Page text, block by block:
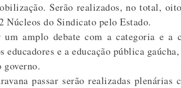
Serão realizados, no total,
Núcleos do Sindicato pelo Estado.
amplo debate com a categoria e a
educadores e a educação pública
governo.
passar serão realizadas plenárias